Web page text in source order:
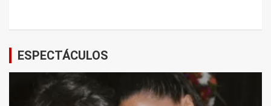
ESPECTÁCULOS